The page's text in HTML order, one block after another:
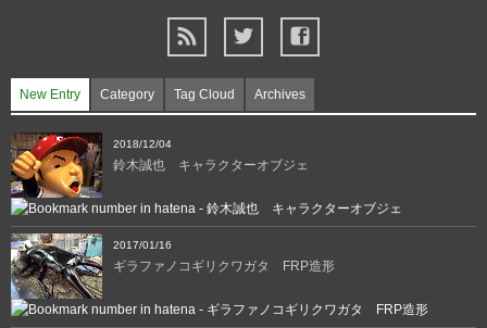
New Entry Category Tag Cloud Archives
2018/12/04
鈴木誠也 キャラクターオブジェ
2017/01/16
ギラファノコギリクワガタ FRP造形